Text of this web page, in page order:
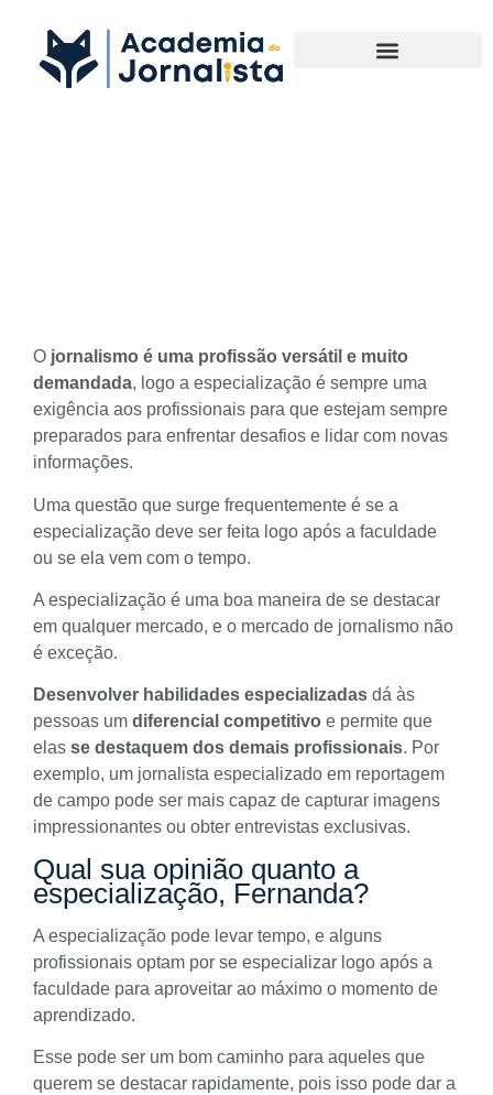
O jornalismo é uma profissão versátil e muito
demandada, logo a especialização é sempre uma
exigência aos profissionais para que estejam sempre
preparados para enfrentar desafios e lidar com novas
informações.
Uma questão que surge frequentemente é se a
especialização deve ser feita logo após a faculdade
ou se ela vem com o tempo.
A especialização é uma boa maneira de se destacar
em qualquer mercado, e o mercado de jornalismo não
é exceção.
Desenvolver habilidades especializadas dá às
pessoas um diferencial competitivo e permite que
elas se destaquem dos demais profissionais. Por
exemplo, um jornalista especializado em reportagem
de campo pode ser mais capaz de capturar imagens
impressionantes ou obter entrevistas exclusivas.
Qual sua opinião quanto a
especialização, Fernanda?
A especialização pode levar tempo, e alguns
profissionais optam por se especializar logo após a
faculdade para aproveitar ao máximo o momento de
aprendizado.
Esse pode ser um bom caminho para aqueles que
querem se destacar rapidamente, pois isso pode dar a